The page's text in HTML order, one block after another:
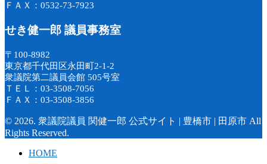
ＦＡＸ：0532-73-7923
せき健一郎 議員事務室
〒100-8982
東京都千代田区永田町2-1-2
衆議院第二議員会館 505号室
ＴＥＬ：03-3508-7056
ＦＡＸ：03-3508-3856
© 2026. 衆議院議員 関健一郎 公式サイト | 豊橋市 | 田原市 All
Rights Reserved.
HOME